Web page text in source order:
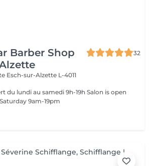
Barber Shop
32
Esch-sur-Alzette L-4011
au samedi 9h-19h Salon is open
9am-19pm